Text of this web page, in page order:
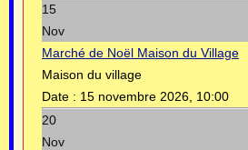
15
Nov
Marché de Noël Maison du Village
Maison du village
Date : 15 novembre 2026, 10:00
20
Nov